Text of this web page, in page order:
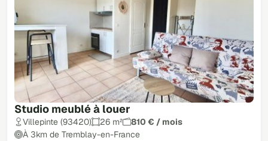
Studio meublé à louer
Villepinte (93420) 26 m²
810 € / mois
À 3km de Tremblay-en-France